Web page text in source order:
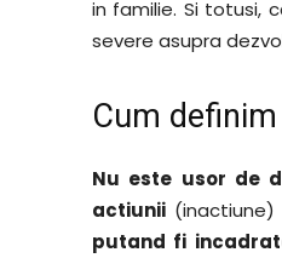
in familie. Si totusi,
severe asupra
Cum
Nu este usor de
actiunii (inactiune)
putand fi